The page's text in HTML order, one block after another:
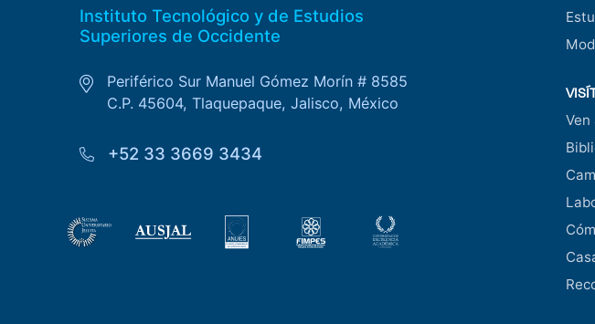
Instituto Tecnológico y de Estudios
Superiores de Occidente
Periférico Sur Manuel Gómez Morín # 8585
C.P. 45604, Tlaquepaque, Jalisco, México
+52 33 3669 3434
Ven